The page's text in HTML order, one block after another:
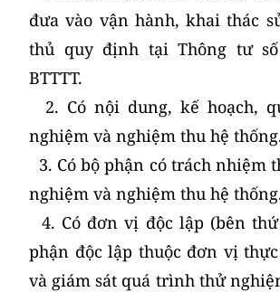
đưa vào vận hành, khai thác
thủ quy định tại Thông tư số
BTTTT.
2. Có nội dung, kế hoạch,
nghiệm và nghiệm thu hệ
3. Có bộ phận có trách nhiệm
nghiệm và nghiệm thu hệ
4. Có đơn vị độc lập (bên
phận độc lập thuộc đơn vị
và giám sát quá trình thử